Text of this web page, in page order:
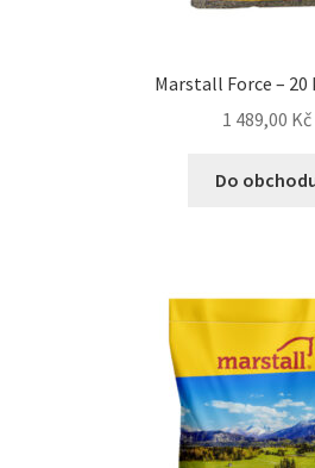
Marstall Force –
1 489,00 Kč
Do